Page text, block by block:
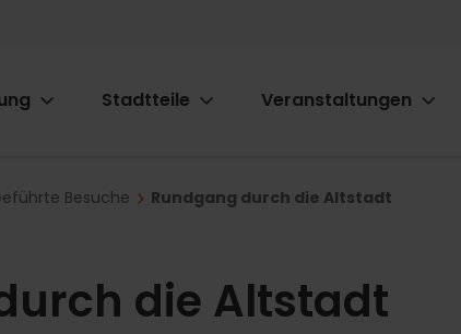
Stadtteile Veranstaltungen
Besuche Rundgang durch die Altstadt
die Altstadt